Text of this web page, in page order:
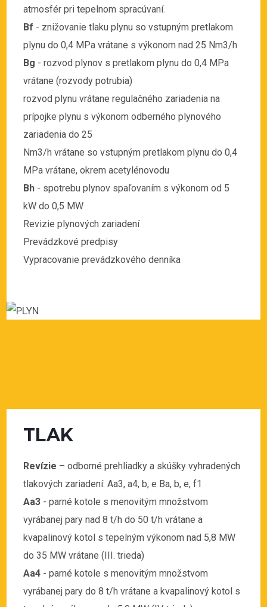
atmosfér pri tepelnom spracúvaní.
Bf - znižovanie tlaku plynu so vstupným pretlakom
plynu do 0,4 MPa vrátane s výkonom nad 25 Nm3/h
Bg - rozvod plynov s pretlakom plynu do 0,4 MPa
vrátane (rozvody potrubia)
rozvod plynu vrátane regulačného zariadenia na
prípojke plynu s výkonom odberného plynového
zariadenia do 25
Nm3/h vrátane so vstupným pretlakom plynu do 0,4
MPa vrátane, okrem acetylénovodu
Bh- spotrebu plynov spaľovaním s výkonom od 5
kW do 0,5 MW
Revizie plynových zariadení
Prevádzkové predpisy
Vypracovanie prevádzkového denníka
TLAK
Revízie – odborné prehliadky a skúšky vyhradených
tlakových zariadení: Aa3, a4, b, e Ba, b, e, f1
Aa3- parné kotole s menovitým množstvom
vyrábanej pary nad 8 t/h do 50 t/h vrátane a
kvapalinový kotol s tepelným výkonom nad 5,8 MW
do 35 MW vrátane (III. trieda)
Aa4- parné kotole s menovitým množstvom
vyrábanej pary do 8 t/h vrátane a kvapalinový kotol s